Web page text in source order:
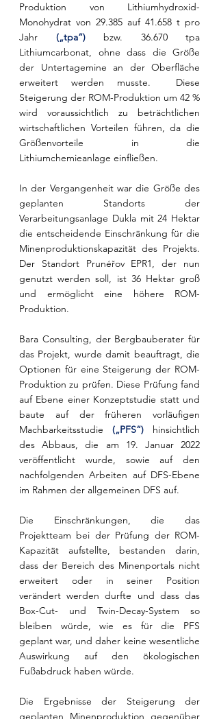
Produktion von Lithiumhydroxid-
Monohydrat von 29.385 auf 41.658 t pro
Jahr („tpa“) bzw. 36.670 tpa
Lithiumcarbonat, ohne dass die Größe
der Untertagemine an der Oberfläche
erweitert werden musste.  Diese
Steigerung der ROM-Produktion um 42 %
wird voraussichtlich zu beträchtlichen
wirtschaftlichen Vorteilen führen, da die
Größenvorteile in die
Lithiumchemieanlage einfließen.
In der Vergangenheit war die Größe des
geplanten Standorts der
Verarbeitungsanlage Dukla mit 24 Hektar
die entscheidende Einschränkung für die
Minenproduktionskapazität des Projekts.
Der Standort Prunéřov EPR1, der nun
genutzt werden soll, ist 36 Hektar groß
und ermöglicht eine höhere ROM-
Produktion.
Bara Consulting, der Bergbauberater für
das Projekt, wurde damit beauftragt, die
Optionen für eine Steigerung der ROM-
Produktion zu prüfen. Diese Prüfung fand
auf Ebene einer Konzeptstudie statt und
baute auf der früheren vorläufigen
Machbarkeitsstudie („PFS“) hinsichtlich
des Abbaus, die am 19. Januar 2022
veröffentlicht wurde, sowie auf den
nachfolgenden Arbeiten auf DFS-Ebene
im Rahmen der allgemeinen DFS auf.
Die Einschränkungen, die das
Projektteam bei der Prüfung der ROM-
Kapazität aufstellte, bestanden darin,
dass der Bereich des Minenportals nicht
erweitert oder in seiner Position
verändert werden durfte und dass das
Box-Cut- und Twin-Decay-System so
bleiben würde, wie es für die PFS
geplant war, und daher keine wesentliche
Auswirkung auf den ökologischen
Fußabdruck haben würde.
Die Ergebnisse der Steigerung der
geplanten Minenproduktion gegenüber